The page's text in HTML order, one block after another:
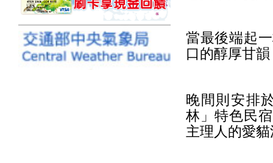
當最後端起
口的醇厚甘
晚間則安排
林」特色民
主理人的愛